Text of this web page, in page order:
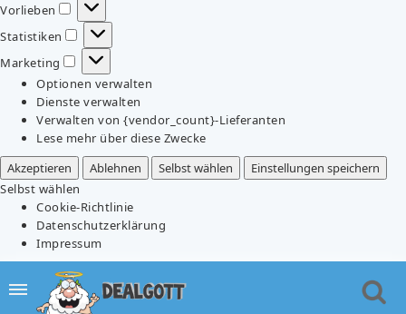
Vorlieben
Vorlieben
Statistiken
Statistiken
Marketing
Marketing
Optionen verwalten
Dienste verwalten
Verwalten von {vendor_count}-Lieferanten
Lese mehr über diese Zwecke
Akzeptieren
Ablehnen Selbst wählen
Einstellungen speichern
Selbst wählen
Cookie-Richtlinie
Datenschutzerklärung
Impressum